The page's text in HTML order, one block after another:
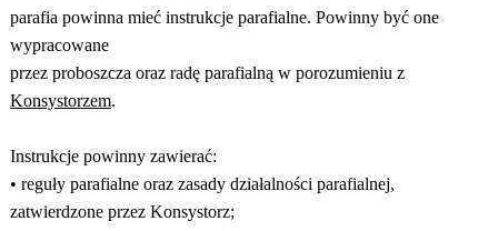
parafia powinna mieć instrukcje parafialne. Powinny być one
wypracowane
przez proboszcza oraz radę parafialną w porozumieniu z
Konsystorzem.
Instrukcje powinny zawierać:
• reguły parafialne oraz zasady działalności parafialnej,
zatwierdzone przez Konsystorz;